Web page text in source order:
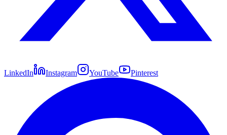
LinkedIn Instagram YouTube Pinterest